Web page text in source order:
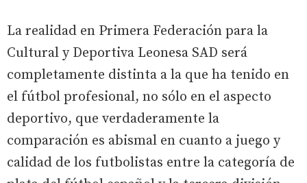
La realidad en Primera Federación para la
Cultural y Deportiva Leonesa SAD será
completamente distinta a la que ha tenido en
el fútbol profesional, no sólo en el aspecto
deportivo, que verdaderamente la
comparación es abismal en cuanto a juego y
calidad de los futbolistas entre la categoría de